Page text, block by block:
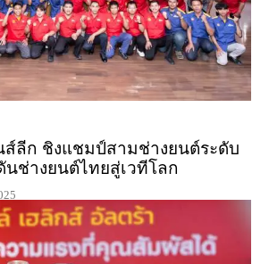
ส์ลีก ชิงแชมป์สามช่างยนต์ระดับ
นช่างยนต์ไทยสู่เวทีโลก